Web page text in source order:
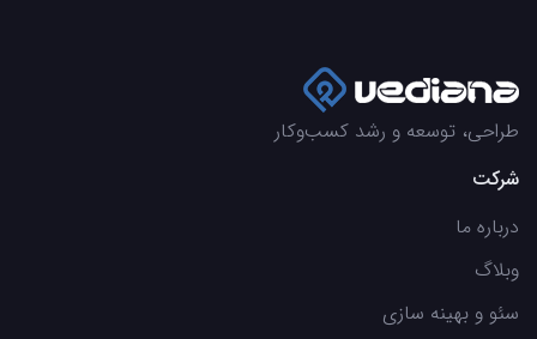
طراحی، توسعه و رشد کسب‌وکار
شرکت
درباره ما
وبلاگ
سئو و بهینه سازی